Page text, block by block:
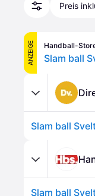
Preis
ANZEIGE Handball-
Slam ball
Slam ball
Slam ball